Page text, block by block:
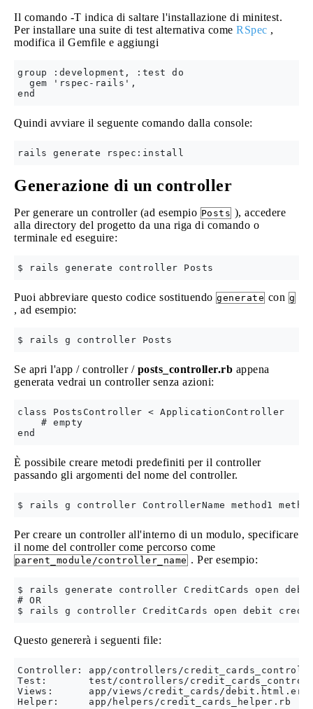
Il comando -T indica di saltare l'installazione di minitest.
Per installare una suite di test alternativa come RSpec ,
modifica il Gemfile e aggiungi
group :development, :test do
  gem 'rspec-rails',
Quindi avviare il seguente comando dalla console:
Generazione di un controller
Per generare un controller (ad esempio Posts ), accedere
alla directory del progetto da una riga di comando o
terminale ed eseguire:
Puoi abbreviare questo codice sostituendo generate con g
, ad esempio:
Se apri l'app / controller / posts_controller.rb appena
generata vedrai un controller senza azioni:
class PostsController < ApplicationController
    # empty
È possibile creare metodi predefiniti per il controller
passando gli argomenti del nome del controller.
Per creare un controller all'interno di un modulo, specificare
il nome del controller come percorso come
parent_module/controller_name . Per esempio:
$ rails generate controller CreditCards open
# OR
Questo genererà i seguenti file:
Controller: app/controllers/
Test:       test/controllers/
Views:      app/views/credit_cards/